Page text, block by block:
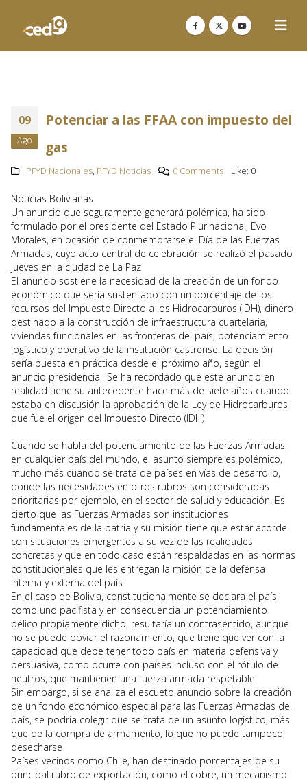
09
Ago
Potenciar a las FFAA con impuesto del
gas
PFYD Nacionales, PFYD Noticias 0 Comments Like: 0
Noticias Bolivianas
Un anuncio que seguramente generará polémica, ha sido
formulado por el presidente del Estado Plurinacional, Evo
Morales, en ocasión de conmemorarse el Día de las Fuerzas
Armadas, cuyo acto central de celebración se realizó el pasado
jueves en la ciudad de La Paz
El anuncio sostiene la necesidad de la creación de un fondo
económico que sería sustentado con un porcentaje de los
recursos del Impuesto Directo a los Hidrocarburos (IDH), dinero
destinado a la construcción de infraestructura cuartelaria,
viviendas funcionales en las fronteras del país, potenciamiento
logístico y operativo de la institución castrense. La decisión
sería puesta en práctica desde el próximo año, según el
anuncio presidencial. Se ha recordado que este anuncio en
realidad tiene su antecedente hace más de siete años cuando
estaba en discusión la aprobación de la Ley de Hidrocarburos
que fue el origen del Impuesto Directo (IDH)
Cuando se habla del potenciamiento de las Fuerzas Armadas,
en cualquier país del mundo, el asunto siempre es polémico,
mucho más cuando se trata de países en vías de desarrollo,
donde las necesidades en otros rubros son consideradas
prioritarias por ejemplo, en el sector de salud y educación. Es
cierto que las Fuerzas Armadas son instituciones
fundamentales de la patria y su misión tiene que estar acorde
con situaciones emergentes a su vez de las realidades
concretas y que en todo caso están respaldadas en las normas
constitucionales que les entregan la misión de la defensa
interna y externa del país
En el caso de Bolivia, constitucionalmente se declara el país
como uno pacifista y en consecuencia un potenciamiento
bélico propiamente dicho, resultaría un contrasentido, aunque
no se puede obviar el razonamiento, que tiene que ver con la
capacidad que debe tener todo país en materia defensiva y
persuasiva, como ocurre con países incluso con el rótulo de
neutros, que mantienen una fuerza armada respetable
Sin embargo, si se analiza el escueto anuncio sobre la creación
de un fondo económico especial para las Fuerzas Armadas del
país, se podría colegir que se trata de un asunto logístico, más
que de la compra de armamento, lo que no puede tampoco
desecharse
Países vecinos como Chile, han destinado porcentajes de su
principal rubro de exportación, como el cobre, un mecanismo